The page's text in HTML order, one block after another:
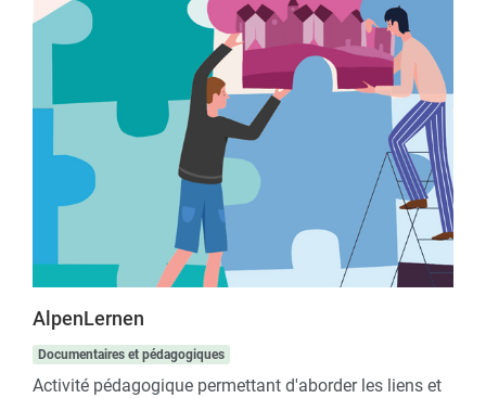
AlpenLernen
Documentaires et pédagogiques
Activité pédagogique permettant d'aborder les liens et